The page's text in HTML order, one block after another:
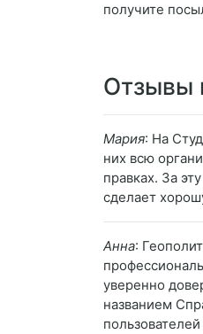
получите
Отзывы
Мария: На
них всю
правках. За
сделает
Анна:
уверенно
названием